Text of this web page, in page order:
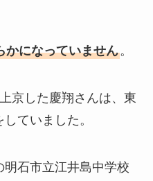
かになっていません。
京した慶翔さんは、東
ていました。
石市立江井島中学校